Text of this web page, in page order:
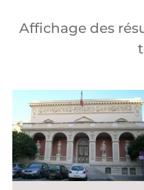
Affichage des